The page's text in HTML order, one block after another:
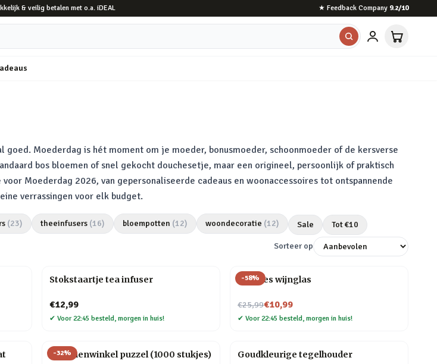
& veilig betalen met o.a. iDEAL ★ Feedback Company 9.2/10
Moederdag is hét moment om je moeder, bonusmoeder, schoonmoeder of de kersverse
bos bloemen of snel gekocht douchesetje, maar een origineel, persoonlijk of praktisch
Moederdag 2026, van gepersonaliseerde cadeaus en woonaccessoires tot ontspannende
verrassingen voor elk budget.
(23) theeinfusers (16) bloempotten (12) woondecoratie (12) Sale Tot €10
Sorteer op
Stokstaartje tea infuser
€12,99
✔ Voor 22:45 besteld, morgen in huis!
-58%
Wijnfles wijnglas
€25,99
Nu voor€10,99
✔ Voor 22:45 besteld, morgen in huis!
-32%
Bloemenwinkel puzzel (1000 stukjes) Goudkleurige tegelhouder